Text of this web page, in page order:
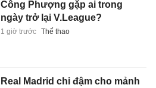
Công Phượng gặp ai trong
ngày trở lại V.League?
1 giờ trước Thể thao
Real Madrid chi đậm cho mảnh